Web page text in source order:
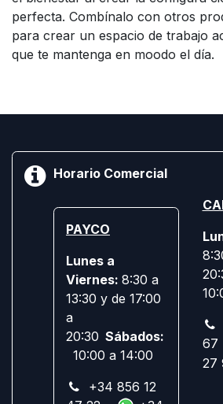
perfecta. Combínalo con otros
para crear un espacio de trabajo
que te mantenga en moodo el día.
Horario Comercial
PAYCO
Lunes a
Viernes: 8:30 a
13:30 y de 17:00
a
20:30 Sábados:
10:00 a 14:00
+34 856 12
27